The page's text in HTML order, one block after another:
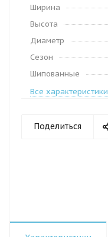
Ширина
Высота
Диаметр
Сезон
Шипованные
Все характеристики
Поделиться